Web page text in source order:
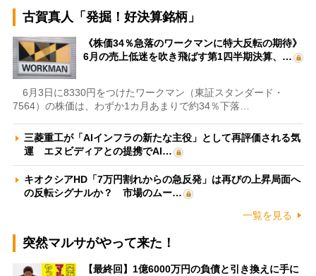
古賀真人「発掘！好決算銘柄」
《株価34％急落のワークマンに特大反転の期待》
6月の売上低迷を吹き飛ばす第1四半期決算、…
6月3日に8330円をつけたワークマン（東証スタンダード・
7564）の株価は、わずか1カ月あまりで約34％下落…
三菱重工が「AIインフラの新たな主役」として再評価される気
運 エヌビディアとの提携でAI…
キオクシアHD「7万円割れからの急反発」は再びの上昇局面へ
の反転シグナルか？ 市場のムー…
一覧を見る
突然マルサがやって来た！
【最終回】1億6000万円の負債と引き換えに手に